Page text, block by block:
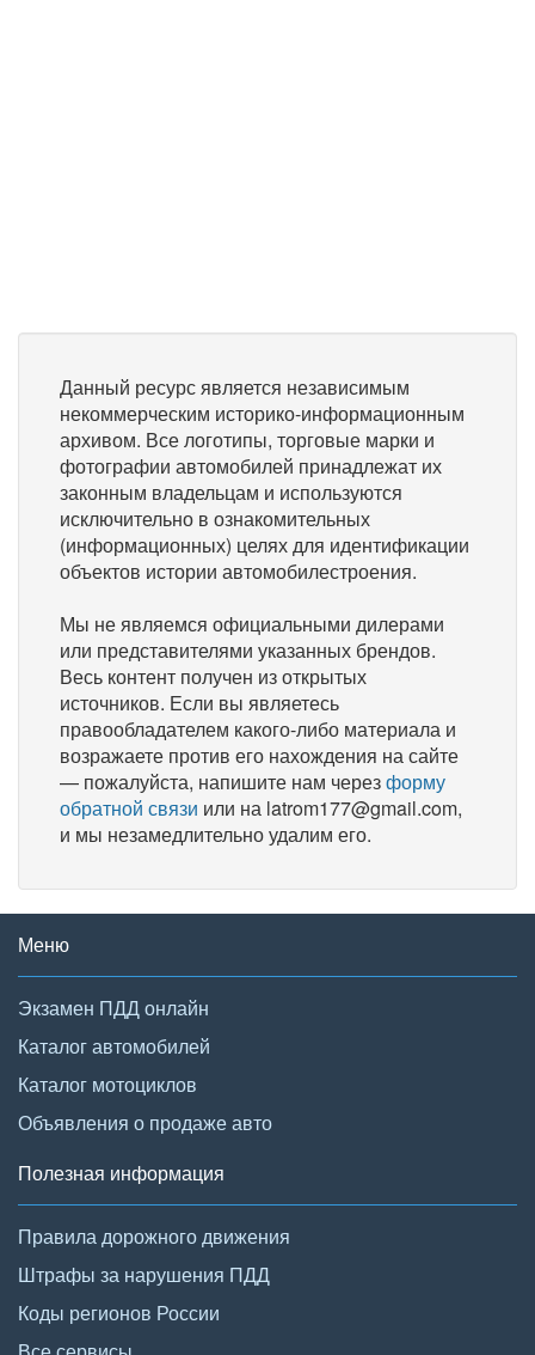
Данный ресурс является независимым
некоммерческим историко-информационным
архивом. Все логотипы, торговые марки и
фотографии автомобилей принадлежат их
законным владельцам и используются
исключительно в ознакомительных
(информационных) целях для идентификации
объектов истории автомобилестроения.
Мы не являемся официальными дилерами
или представителями указанных брендов.
Весь контент получен из открытых
источников. Если вы являетесь
правообладателем какого-либо материала и
возражаете против его нахождения на сайте
— пожалуйста, напишите нам черезформу
обратной связи или на latrom177@gmail.com,
и мы незамедлительно удалим его.
Меню
Экзамен ПДД онлайн
Каталог автомобилей
Каталог мотоциклов
Объявления о продаже авто
Полезная информация
Правила дорожного движения
Штрафы за нарушения ПДД
Коды регионов России